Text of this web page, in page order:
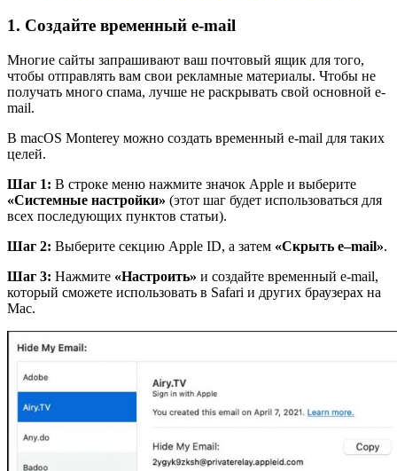
1. Создайте временный e-mail
Многие сайты запрашивают ваш почтовый ящик для того,
чтобы отправлять вам свои рекламные материалы. Чтобы не
получать много спама, лучше не раскрывать свой основной e-
mail.
В macOS Monterey можно создать временный e-mail для таких
целей.
Шаг 1: В строке меню нажмите значок Apple и выберите
«Системные настройки» (этот шаг будет использоваться для
всех последующих пунктов статьи).
Шаг 2: Выберите секцию Apple ID, а затем «Скрыть e–mail».
Шаг 3: Нажмите «Настроить» и создайте временный e-mail,
который сможете использовать в Safari и других браузерах на
Mac.